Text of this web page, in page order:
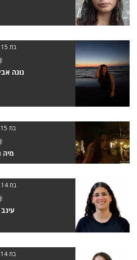
בת 15 | 1.65
נוגה
בת 15 | 173
מיה
בת 14 | 1.70
בת 14 | 157